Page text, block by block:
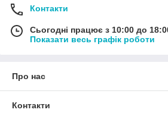
Контакти
Сьогодні працює з 10:00 до
Показати весь графік роботи
Про нас
Контакти